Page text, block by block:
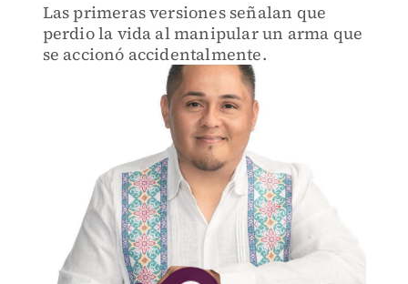
Las primeras versiones señalan que
perdio la vida al manipular un arma que
se accionó accidentalmente.